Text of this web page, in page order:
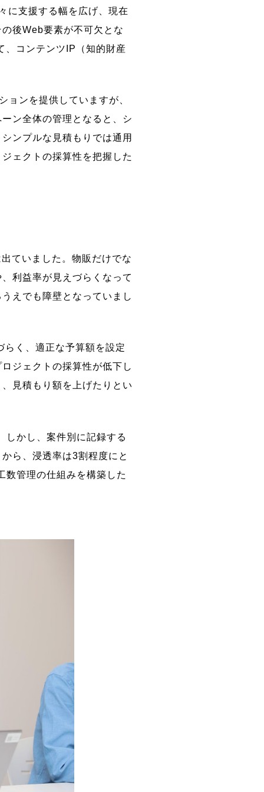
に支援する幅を広げ、現在
後Web要素が不可欠とな
、コンテンツIP（知的財産
ョンを提供していますが、
ン全体の管理となると、シ
ンプルな見積もりでは通用
ェクトの採算性を把握した
ていました。物販だけでな
利益率が見えづらくなって
えでも障壁となっていまし
らく、適正な予算額を設定
ジェクトの採算性が低下し
見積もり額を上げたりとい
かし、案件別に記録する
ら、浸透率は3割程度にと
管理の仕組みを構築した